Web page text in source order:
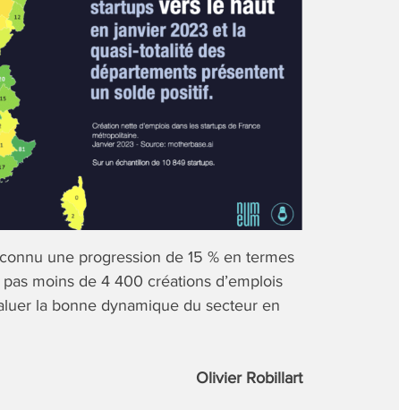
une progression de 15 % en termes
moins de 4 400 créations d’emplois
la bonne dynamique du secteur en
Olivier Robillart